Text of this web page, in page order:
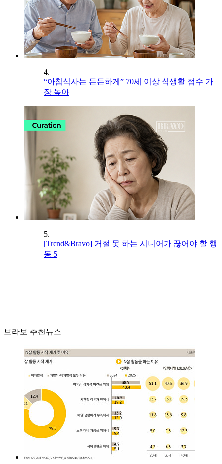
4.
“아침식사는 든든하게” 70세 이상 식생활 점수 가
장 높아
5.
[Trend&Bravo] 거절 못 하는 시니어가 끊어야 할 행
동 5
브라보 추천뉴스